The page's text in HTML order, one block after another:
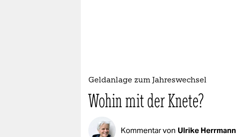
Geldanlage zum Jahreswechsel
Wohin mit der Knete?
Kommentar von Ulrike Herrmann